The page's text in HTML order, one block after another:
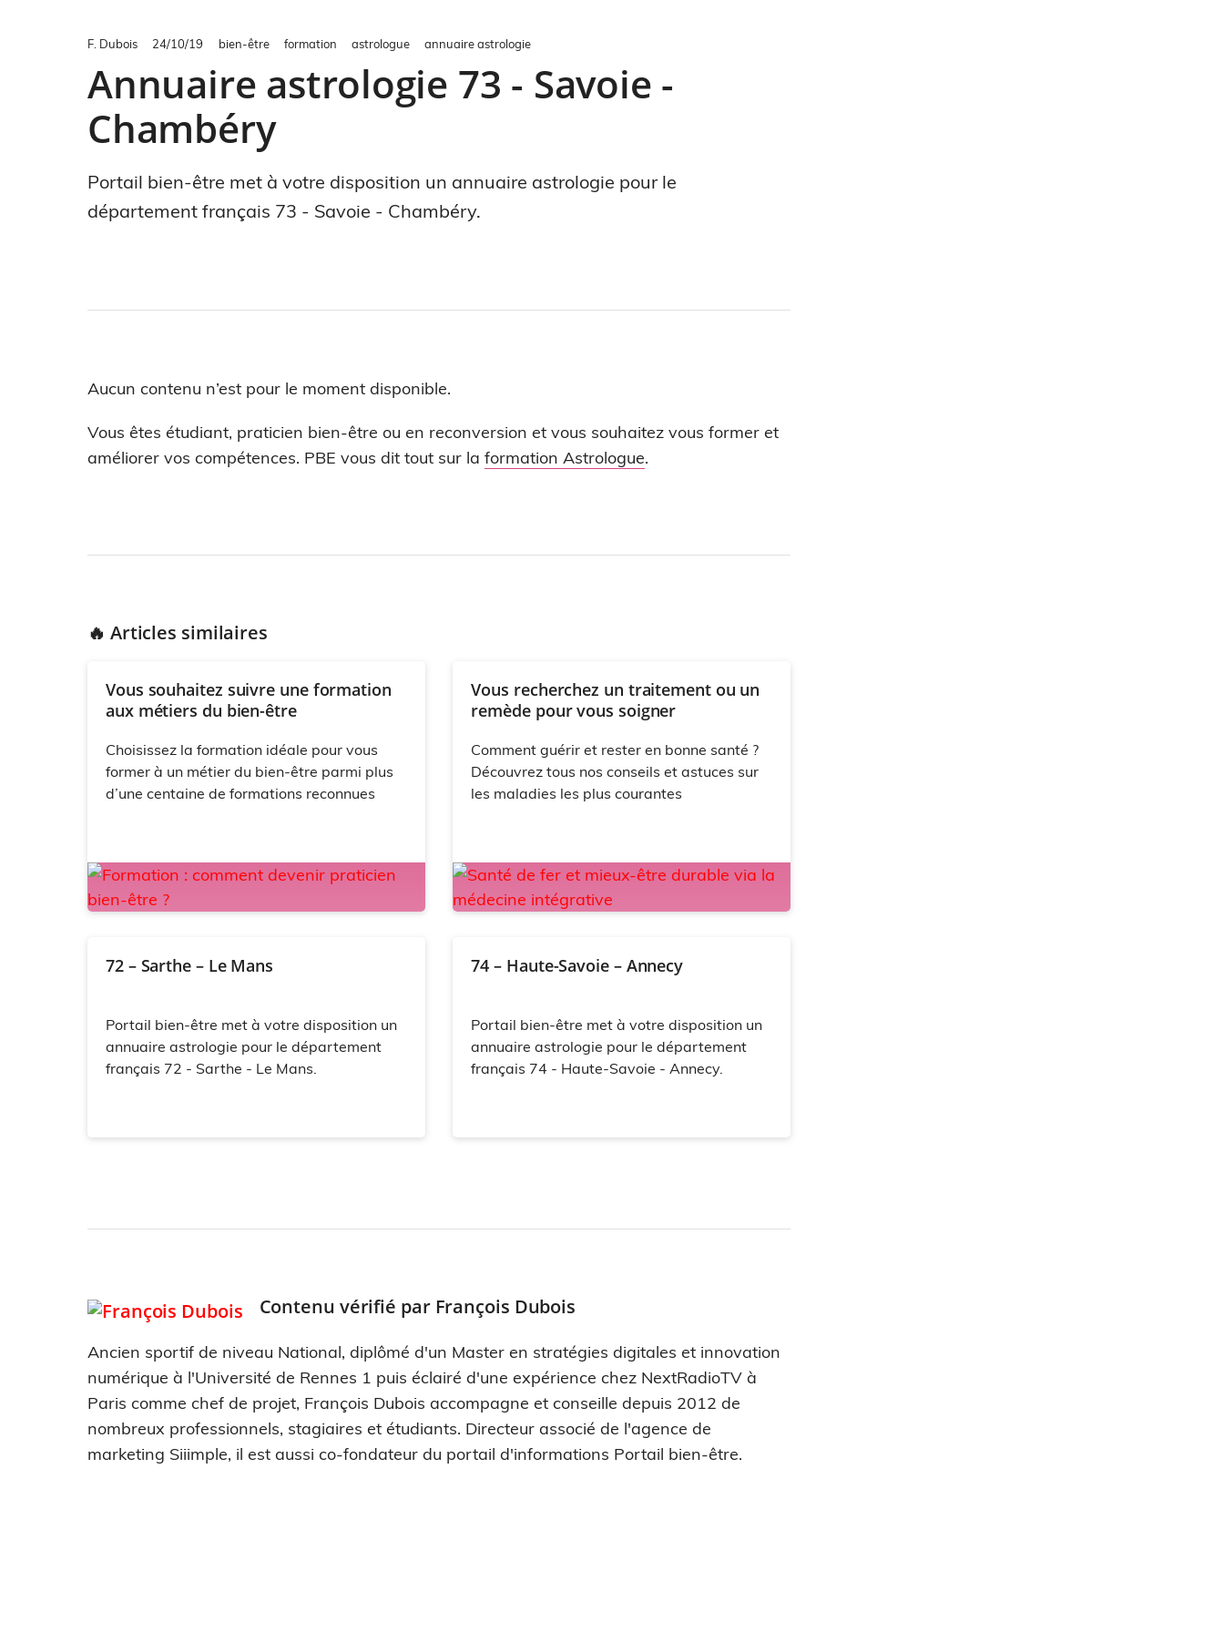
F. Dubois 24/10/19 bien-être formation astrologue annuaire astrologie
Annuaire astrologie 73 - Savoie -
Chambéry
Portail bien-être met à votre disposition un annuaire astrologie pour le
département français 73 - Savoie - Chambéry.
Aucun contenu n’est pour le moment disponible.
Vous êtes étudiant, praticien bien-être ou en reconversion et vous souhaitez vous former et
améliorer vos compétences. PBE vous dit tout sur la formation Astrologue.
🔥 Articles similaires
Vous souhaitez suivre une formation
aux métiers du bien-être
Choisissez la formation idéale pour vous
former à un métier du bien-être parmi plus
d’une centaine de formations reconnues
Vous recherchez un traitement ou un
remède pour vous soigner
Comment guérir et rester en bonne santé ?
Découvrez tous nos conseils et astuces sur
les maladies les plus courantes
72 – Sarthe – Le Mans
Portail bien-être met à votre disposition un
annuaire astrologie pour le département
français 72 - Sarthe - Le Mans.
74 – Haute-Savoie – Annecy
Portail bien-être met à votre disposition un
annuaire astrologie pour le département
français 74 - Haute-Savoie - Annecy.
Contenu vérifié par François Dubois
Ancien sportif de niveau National, diplômé d'un Master en stratégies digitales et innovation
numérique à l'Université de Rennes 1 puis éclairé d'une expérience chez NextRadioTV à
Paris comme chef de projet, François Dubois accompagne et conseille depuis 2012 de
nombreux professionnels, stagiaires et étudiants. Directeur associé de l'agence de
marketing Siiimple, il est aussi co-fondateur du portail d'informations Portail bien-être.